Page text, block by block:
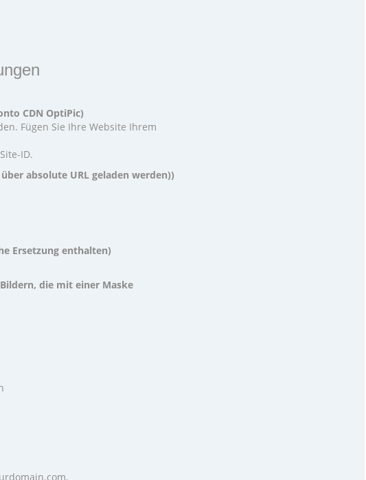
CDN OptiPic)
Fügen Sie Ihre Website Ihrem
ID.
absolute URL geladen werden))
Ersetzung enthalten)
die mit einer Maske